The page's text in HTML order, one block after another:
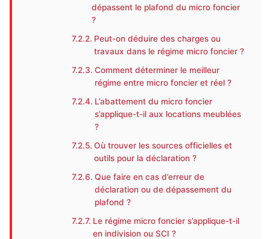
dépassent le plafond du micro foncier
?
Peut-on déduire des charges ou
travaux dans le régime micro foncier ?
Comment déterminer le meilleur
régime entre micro foncier et réel ?
L’abattement du micro foncier
s’applique-t-il aux locations meublées
?
Où trouver les sources officielles et
outils pour la déclaration ?
Que faire en cas d’erreur de
déclaration ou de dépassement du
plafond ?
Le régime micro foncier s’applique-t-il
en indivision ou SCI ?